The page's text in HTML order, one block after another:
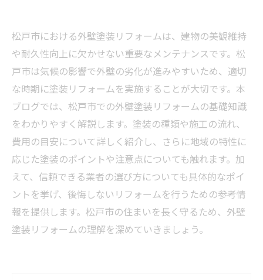
松戸市における外壁塗装リフォームは、建物の美観維持
や耐久性向上に欠かせない重要なメンテナンスです。松
戸市は気候の影響で外壁の劣化が進みやすいため、適切
な時期に塗装リフォームを実施することが大切です。本
ブログでは、松戸市での外壁塗装リフォームの基礎知識
をわかりやすく解説します。塗装の種類や施工の流れ、
費用の目安について詳しく紹介し、さらに地域の特性に
応じた塗装のポイントや注意点についても触れます。加
えて、信頼できる業者の選び方についても具体的なポイ
ントを挙げ、後悔しないリフォームを行うための参考情
報を提供します。松戸市の住まいを長く守るため、外壁
塗装リフォームの理解を深めていきましょう。